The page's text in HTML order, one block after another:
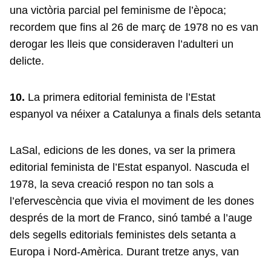
una victòria parcial pel feminisme de l’època;
recordem que fins al 26 de març de 1978 no es van
derogar les lleis que consideraven l’adulteri un
delicte.
10. La primera editorial feminista de l’Estat
espanyol va néixer a Catalunya a finals dels setanta
LaSal, edicions de les dones, va ser la primera
editorial feminista de l’Estat espanyol. Nascuda el
1978, la seva creació respon no tan sols a
l’efervescència que vivia el moviment de les dones
després de la mort de Franco, sinó també a l’auge
dels segells editorials feministes dels setanta a
Europa i Nord-Amèrica. Durant tretze anys, van